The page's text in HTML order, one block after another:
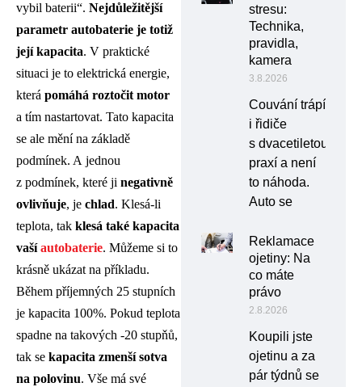
vybil baterii“. Nejdůležitější
parametr autobaterie je totiž
její kapacita. V praktické
situaci je to elektrická energie,
která pomáhá roztočit motor
a tím nastartovat. Tato kapacita
se ale mění na základě
podmínek. A jednou
z podmínek, které ji negativně
ovlivňuje, je chlad. Klesá-li
teplota, tak klesá také kapacita
vašíautobaterie. Můžeme si to
krásně ukázat na příkladu.
Během příjemných 25 stupních
je kapacita 100%. Pokud teplota
spadne na takových -20 stupňů,
tak se kapacita zmenší sotva
na polovinu. Vše má své
stresu:
Technika,
pravidla,
kamera
3.8.2026
Couvání trápí
i řidiče
s dvacetiletou
praxí a není
to náhoda.
Auto se
Reklamace
ojetiny: Na
co máte
právo
2.8.2026
Koupili jste
ojetinu a za
pár týdnů se